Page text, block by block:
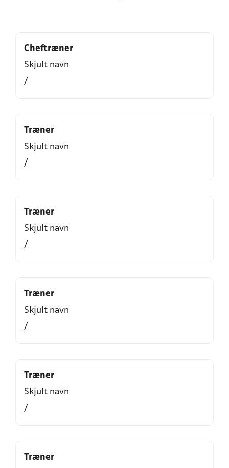
Cheftræner
Skjult navn
/
Træner
Skjult navn
/
Træner
Skjult navn
/
Træner
Skjult navn
/
Træner
Skjult navn
/
Træner